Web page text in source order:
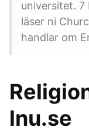
universitet.
läser ni
handlar om
lnu.se